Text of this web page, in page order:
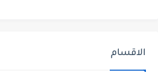
الاقسام